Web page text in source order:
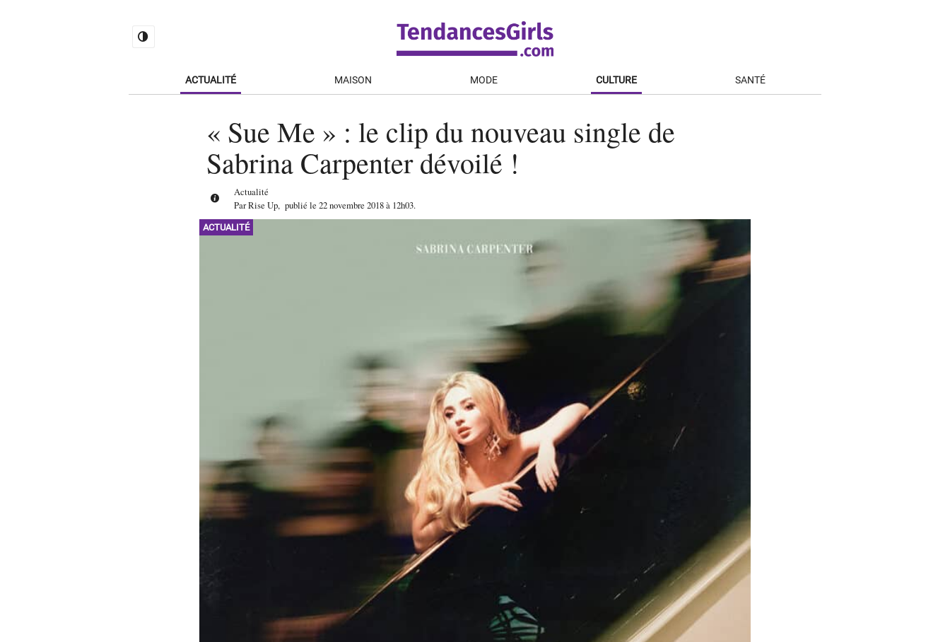
ACTUALITÉ MAISON MODE CULTURE SANTÉ
« Sue Me » : le clip du nouveau single de
Sabrina Carpenter dévoilé !
Actualité
ParRise Up, publié le 22 novembre 2018à 12h03.
ACTUALITÉ